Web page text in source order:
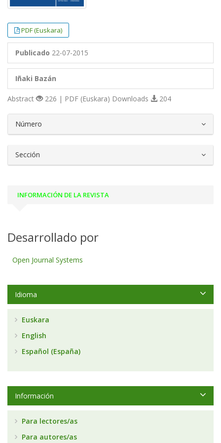
PDF (Euskara)
Publicado 22-07-2015
Iñaki Bazán
Abstract 226 | PDF (Euskara) Downloads 204
Número
Sección
INFORMACIÓN DE LA REVISTA
Desarrollado por
Open Journal Systems
Idioma
Euskara
English
Español (España)
Información
Para lectores/as
Para autores/as